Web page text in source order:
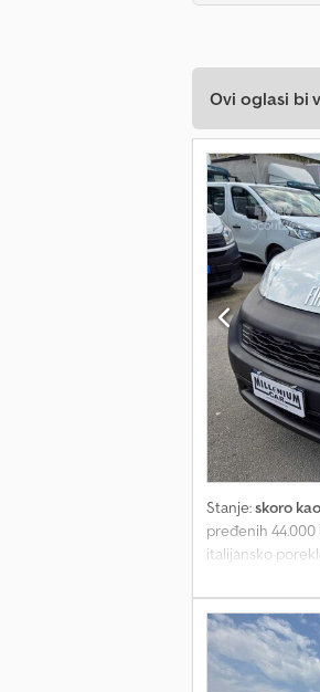
Ovi oglasi bi
Stanje:skoro
pređenih 44.000
italijansko